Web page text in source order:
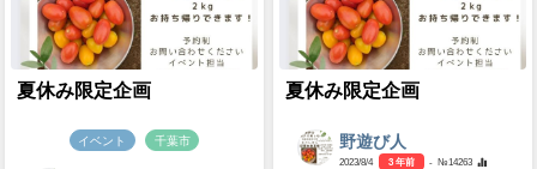
夏休み限定企画
イベント 千葉市
夏休み限定企画
野遊び人
2023/8/4 3 年前
- №14263